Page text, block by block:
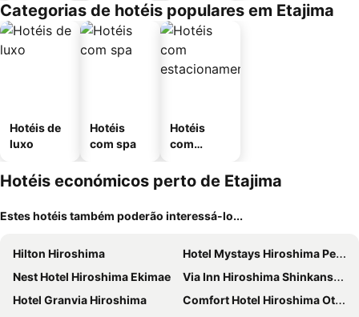
Categorias de hotéis populares em Etajima
Hotéis de
luxo
Hotéis
com spa
Hotéis
com
mento
Hotéis económicos perto de Etajima
Estes hotéis também poderão interessá-lo...
Hilton Hiroshima
Hotel Mystays Hiroshima Peace Park
Nest Hotel Hiroshima Ekimae
Via Inn Hiroshima Shinkansenguchi
Hotel Granvia Hiroshima
Comfort Hotel Hiroshima Otemachi